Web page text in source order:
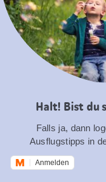
Halt! Bist du
Falls ja, dann
Ausflugstipps in
Anmelden